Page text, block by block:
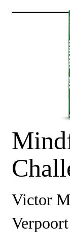
Victor
Verpoort